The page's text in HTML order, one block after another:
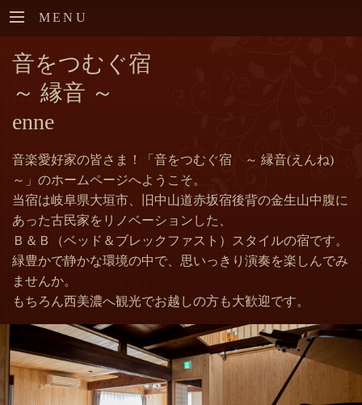
MENU
音をつむぐ宿
～ 縁音 ～
enne
音楽愛好家の皆さま！「音をつむぐ宿 ～ 縁音(えんね)
～」のホームページへようこそ。
当宿は岐阜県大垣市、旧中山道赤坂宿後背の金生山中腹に
あった古民家をリノベーションした、
Ｂ＆Ｂ（ベッド＆ブレックファスト）スタイルの宿です。
緑豊かで静かな環境の中で、思いっきり演奏を楽しんでみ
ませんか。
もちろん西美濃へ観光でお越しの方も大歓迎です。